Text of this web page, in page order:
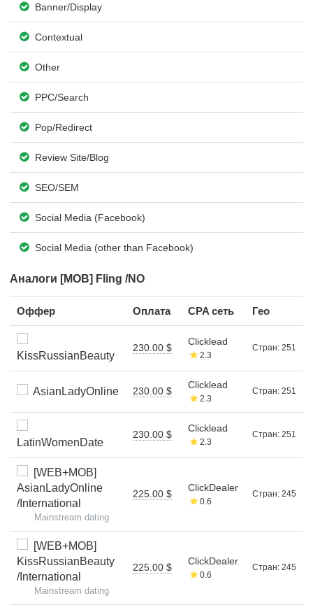
Banner/Display
Contextual
Other
PPC/Search
Pop/Redirect
Review Site/Blog
SEO/SEM
Social Media (Facebook)
Social Media (other than Facebook)
Аналоги [MOB] Fling /NO
Оффер Оплата CPA сеть Гео
KissRussianBeauty
230.00 $
Clicklead
2.3
Стран: 251
AsianLadyOnline 230.00 $
Clicklead
2.3
Стран: 251
LatinWomenDate
230.00 $
Clicklead
2.3
Стран: 251
[WEB+MOB]
AsianLadyOnline
/International
Mainstream dating
225.00 $
ClickDealer
0.6
Стран: 245
[WEB+MOB]
KissRussianBeauty
/International
Mainstream dating
225.00 $
ClickDealer
0.6
Стран: 245